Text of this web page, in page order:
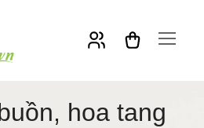
hoa tang